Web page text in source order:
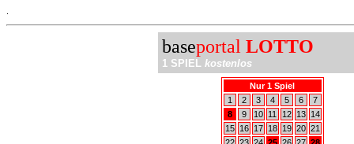
baseportal LOTTO
1 SPIEL kostenlos
Nur 1 Spiel
1
2 3 4 5 6
7
8
9 10 11 12 13
14
15
16 17 18 19 20 21